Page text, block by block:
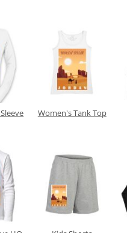
Women's Tank Top